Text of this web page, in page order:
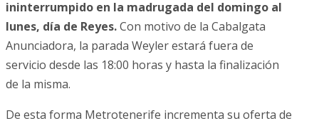
ininterrumpido en la madrugada del domingo al
lunes, día de Reyes.Con motivo de la Cabalgata
Anunciadora, la parada Weyler estará fuera de
servicio desde las 18:00 horas y hasta la finalización
de la misma.
De esta forma Metrotenerife incrementa su oferta de